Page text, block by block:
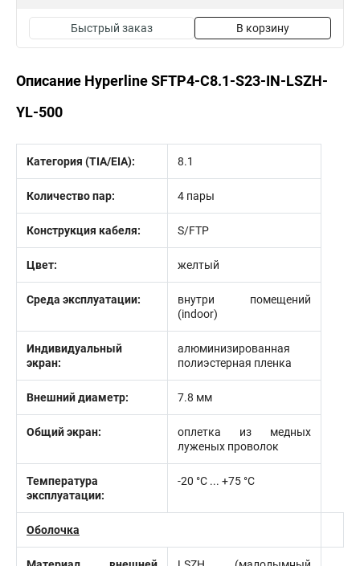
Быстрый заказ В корзину
Описание Hyperline SFTP4-C8.1-S23-IN-LSZH-
YL-500
Категория (TIA/EIA): 8.1
Количество пар: 4 пары
Конструкция кабеля: S/FTP
Цвет: желтый
Среда эксплуатации:
внутри помещений
(indoor)
Индивидуальный
экран:
алюминизированная
полиэстерная пленка
Внешний диаметр: 7.8 мм
Общий экран:
оплетка из медных
луженых проволок
Температура
эксплуатации:
-20 °C ... +75 °C
Оболочка